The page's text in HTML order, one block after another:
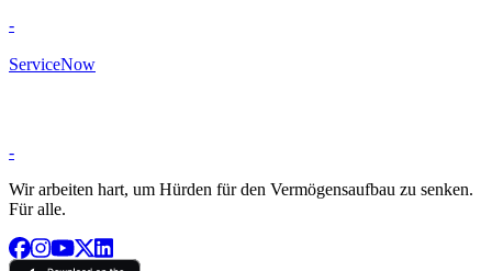
-
ServiceNow
-
Wir arbeiten hart, um Hürden für den Vermögensaufbau zu senken.
Für alle.